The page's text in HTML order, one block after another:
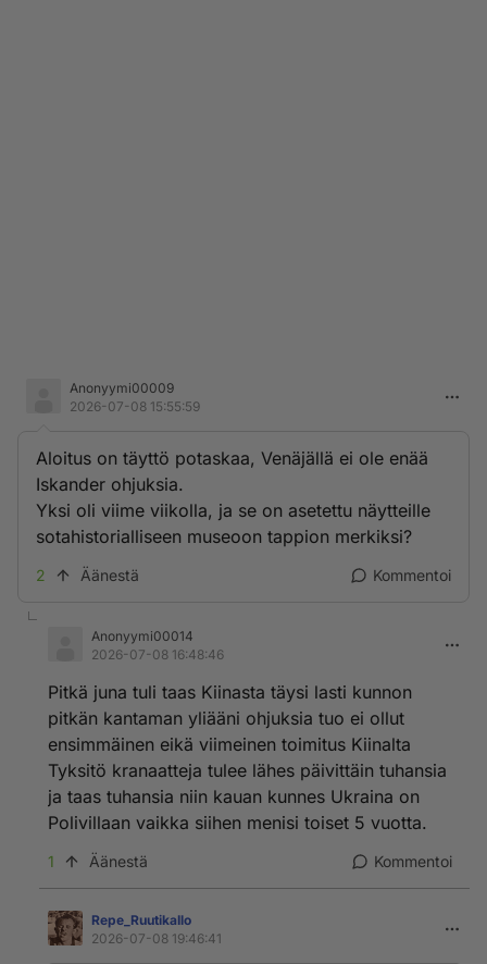
Anonyymi00009
2026-07-08 15:55:59
Aloitus on täyttö potaskaa, Venäjällä ei ole enää
Iskander ohjuksia.
Yksi oli viime viikolla, ja se on asetettu näytteille
sotahistorialliseen museoon tappion merkiksi?
2 Äänestä Kommentoi
Anonyymi00014
2026-07-08 16:48:46
Pitkä juna tuli taas Kiinasta täysi lasti kunnon
pitkän kantaman yliääni ohjuksia tuo ei ollut
ensimmäinen eikä viimeinen toimitus Kiinalta
Tyksitö kranaatteja tulee lähes päivittäin tuhansia
ja taas tuhansia niin kauan kunnes Ukraina on
Polivillaan vaikka siihen menisi toiset 5 vuotta.
1 Äänestä Kommentoi
Repe_RuutikaIlo
2026-07-08 19:46:41